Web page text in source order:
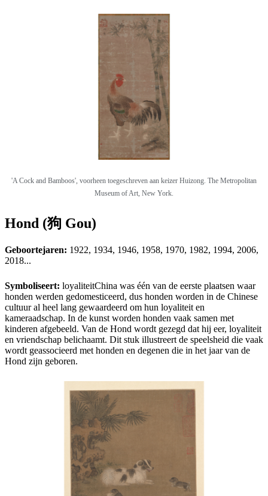
'A Cock and Bamboos', voorheen toegeschreven aan keizer Huizong. The Metropolitan
Museum of Art, New York.
Hond (狗 Gou)
Geboortejaren: 1922, 1934, 1946, 1958, 1970, 1982, 1994, 2006,
2018...
Symboliseert: loyaliteitChina was één van de eerste plaatsen waar
honden werden gedomesticeerd, dus honden worden in de Chinese
cultuur al heel lang gewaardeerd om hun loyaliteit en
kameraadschap. In de kunst worden honden vaak samen met
kinderen afgebeeld. Van de Hond wordt gezegd dat hij eer, loyaliteit
en vriendschap belichaamt. Dit stuk illustreert de speelsheid die vaak
wordt geassocieerd met honden en degenen die in het jaar van de
Hond zijn geboren.